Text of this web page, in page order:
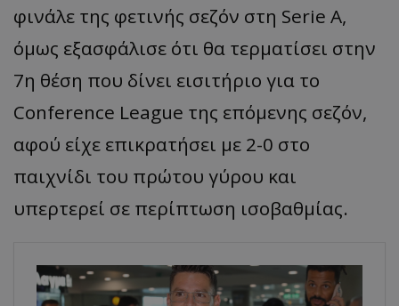
φινάλε της φετινής σεζόν στη Serie A,
όμως εξασφάλισε ότι θα τερματίσει στην
7η θέση που δίνει εισιτήριο για το
Conference League της επόμενης σεζόν,
αφού είχε επικρατήσει με 2-0 στο
παιχνίδι του πρώτου γύρου και
υπερτερεί σε περίπτωση ισοβαθμίας.